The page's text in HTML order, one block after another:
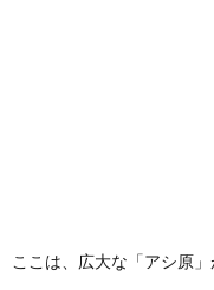
ここは、広大な「アシ原